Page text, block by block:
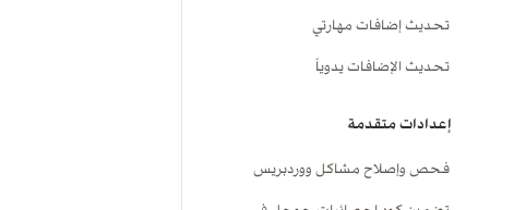
تحديث إضافات مهارتي
تحديث الإضافات يدوياً
إعدادات متقدمة
فحص وإصلاح مشاكل ووردبريس